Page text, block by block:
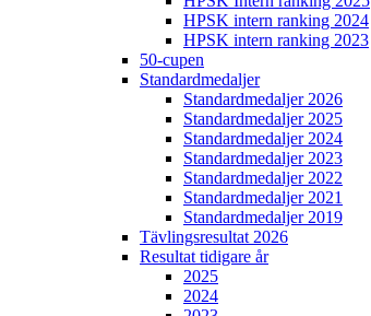
HPSK intern ranking 2024
HPSK intern ranking 2023
50-cupen
Standardmedaljer
Standardmedaljer 2026
Standardmedaljer 2025
Standardmedaljer 2024
Standardmedaljer 2023
Standardmedaljer 2022
Standardmedaljer 2021
Standardmedaljer 2019
Tävlingsresultat 2026
Resultat tidigare år
2025
2024